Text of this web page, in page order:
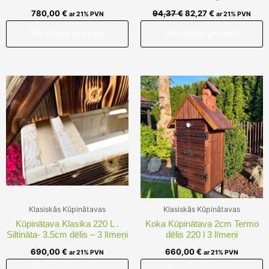
780,00€ ar 21% PVN
94,37€82,27€ ar 21% PVN
Klasiskās Kūpinātavas
Kūpinātava Klasika 220 L .
Siltināta- 3.5cm dēlis – 3 līmeņi
690,00€ ar 21% PVN
Klasiskās Kūpinātavas
Koka Kūpinātava 2cm Termo
dēlis 220 l 3 līmeņi
660,00€ ar 21% PVN